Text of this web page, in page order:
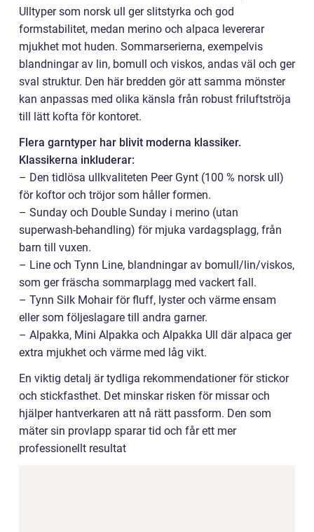
Ulltyper som norsk ull ger slitstyrka och god
formstabilitet, medan merino och alpaca levererar
mjukhet mot huden. Sommarserierna, exempelvis
blandningar av lin, bomull och viskos, andas väl och ger
sval struktur. Den här bredden gör att samma mönster
kan anpassas med olika känsla från robust friluftströja
till lätt kofta för kontoret.
Flera garntyper har blivit moderna klassiker.
Klassikerna inkluderar:
– Den tidlösa ullkvaliteten Peer Gynt (100 % norsk ull)
för koftor och tröjor som håller formen.
– Sunday och Double Sunday i merino (utan
superwash-behandling) för mjuka vardagsplagg, från
barn till vuxen.
– Line och Tynn Line, blandningar av bomull/lin/viskos,
som ger fräscha sommarplagg med vackert fall.
– Tynn Silk Mohair för fluff, lyster och värme ensam
eller som följeslagare till andra garner.
– Alpakka, Mini Alpakka och Alpakka Ull där alpaca ger
extra mjukhet och värme med låg vikt.
En viktig detalj är tydliga rekommendationer för stickor
och stickfasthet. Det minskar risken för missar och
hjälper hantverkaren att nå rätt passform. Den som
mäter sin provlapp sparar tid och får ett mer
professionellt resultat